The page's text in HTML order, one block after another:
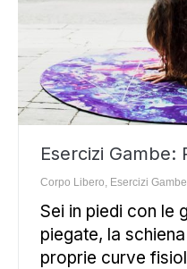
Esercizi Gambe:
Corpo Libero, Esercizi Gambe
Sei in piedi con le
piegate, la
proprie curve